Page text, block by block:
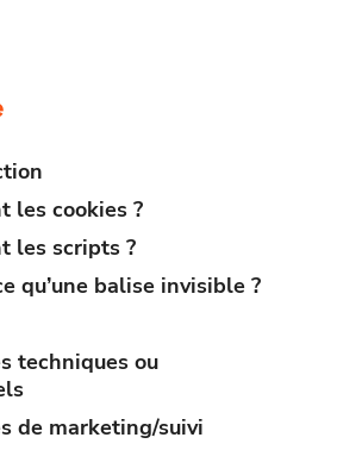
les cookies ?
les scripts ?
qu’une balise invisible ?
techniques ou
de marketing/suivi